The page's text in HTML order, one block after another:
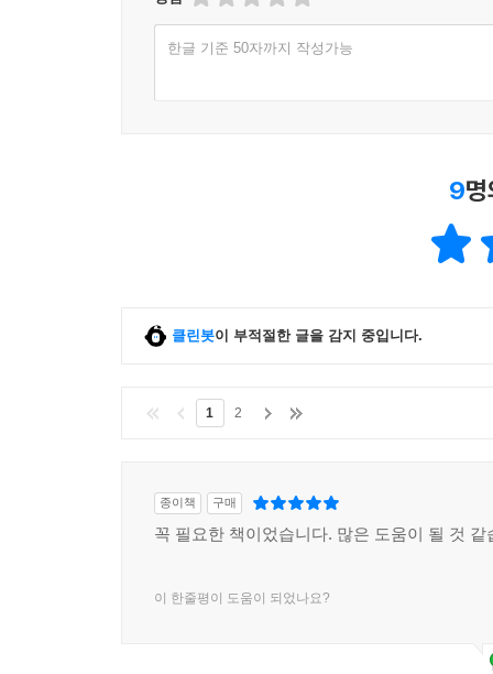
한글 기준 50자까지 작성가능
9
클린봇이 부적절한 글을 감지 중입니다.
1 2
종이책 구매
꼭 필요한 책이었습니다. 많은 도움이 될 것 같
이 한줄평이 도움이 되었나요?